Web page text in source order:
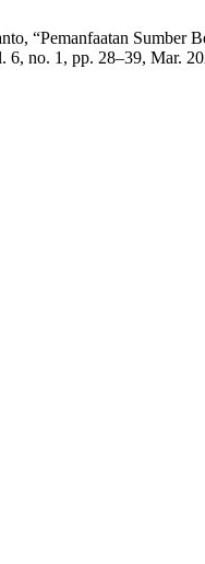
“Pemanfaatan Sumber
6, no. 1, pp. 28–39, Mar.